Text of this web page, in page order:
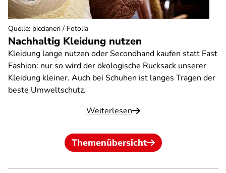
Nachhaltig Kleidung nutzen
Kleidung lange nutzen oder Secondhand kaufen statt Fast
Fashion: nur so wird der ökologische Rucksack unserer
Kleidung kleiner. Auch bei Schuhen ist langes Tragen der
beste Umweltschutz.
Weiterlesen
Quelle: piccianeri / Fotolia
Themenübersicht